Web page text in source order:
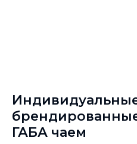
ГАБА чаем